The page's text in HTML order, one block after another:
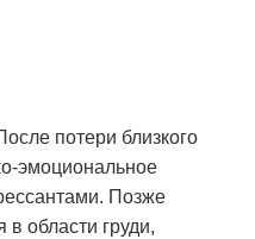
потери близкого
эмоциональное
Позже
области груди,